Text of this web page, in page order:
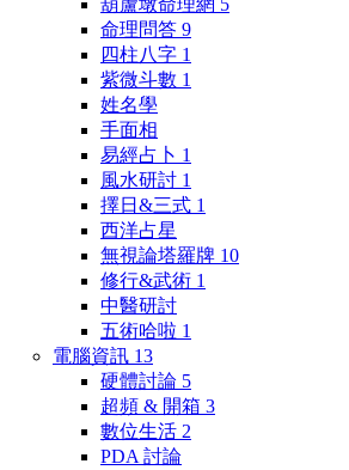
葫蘆墩命理網 5
命理問答 9
四柱八字 1
紫微斗數 1
姓名學
手面相
易經占卜 1
風水研討 1
擇日&三式 1
西洋占星
無視論塔羅牌 10
修行&武術 1
中醫研討
五術哈啦 1
電腦資訊 13
硬體討論 5
超頻 & 開箱 3
數位生活 2
PDA 討論